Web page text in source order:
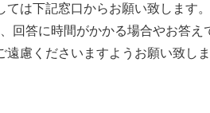
は下記窓口からお願い致します。
回答に時間がかかる場合やお答え
慮くださいますようお願い致しま